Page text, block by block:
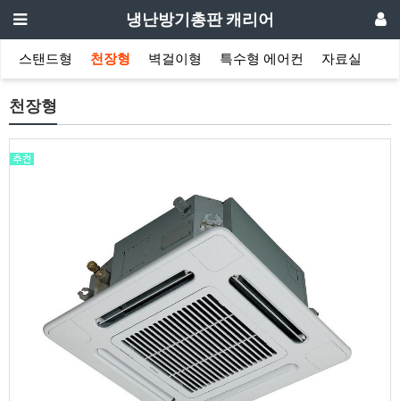
냉난방기총판 캐리어
스탠드형 천장형 벽걸이형 특수형 에어컨 자료실
천장형